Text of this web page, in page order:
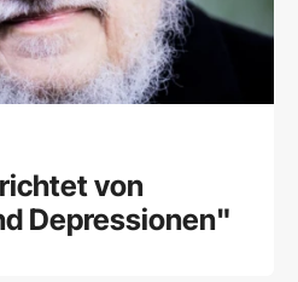
von
Depressionen"